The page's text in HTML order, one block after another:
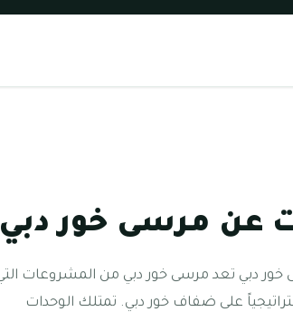
عن مرسى خور دبي
دبي تعد مرسى خور دبي من المشروعات التي
على ضفاف خور دبي. تمتلك الوحدات